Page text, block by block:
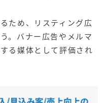
ため、リスティング広
。バナー広告やメルマ
る媒体として評価され